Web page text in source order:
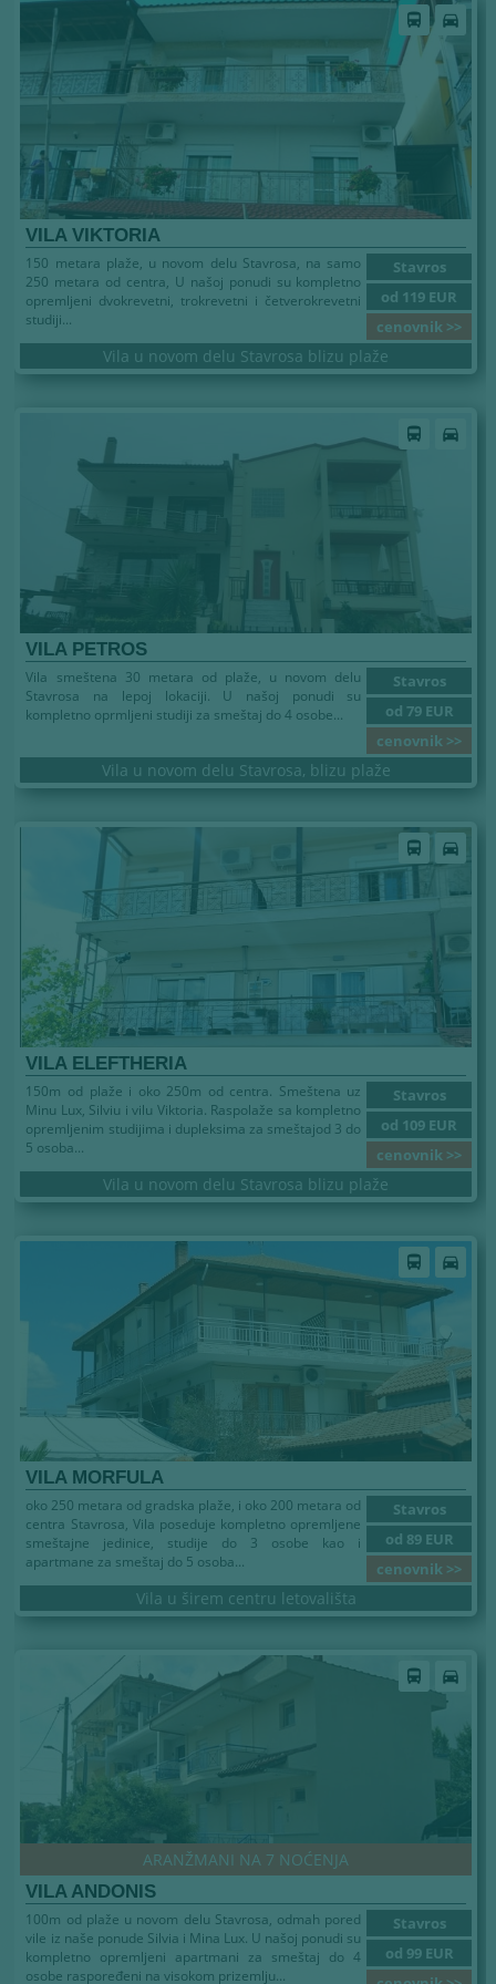
directions_bus directions_car
VILA VIKTORIA
Stavros
od 119 EUR
cenovnik >>
150 metara plaže, u novom delu Stavrosa, na samo
250 metara od centra, U našoj ponudi su kompletno
opremljeni dvokrevetni, trokrevetni i četverokrevetni
studiji...
Vila u novom delu Stavrosa blizu plaže
directions_bus directions_car
VILA PETROS
Stavros
od 79 EUR
cenovnik >>
Vila smeštena 30 metara od plaže, u novom delu
Stavrosa na lepoj lokaciji. U našoj ponudi su
kompletno oprmljeni studiji za smeštaj do 4 osobe...
Vila u novom delu Stavrosa, blizu plaže
directions_bus directions_car
VILA ELEFTHERIA
Stavros
od 109 EUR
cenovnik >>
150m od plaže i oko 250m od centra. Smeštena uz
Minu Lux, Silviu i vilu Viktoria. Raspolaže sa kompletno
opremljenim studijima i dupleksima za smeštajod 3 do
5 osoba...
Vila u novom delu Stavrosa blizu plaže
directions_bus directions_car
VILA MORFULA
Stavros
od 89 EUR
cenovnik >>
oko 250 metara od gradska plaže, i oko 200 metara od
centra Stavrosa, Vila poseduje kompletno opremljene
smeštajne jedinice, studije do 3 osobe kao i
apartmane za smeštaj do 5 osoba...
Vila u širem centru letovališta
directions_bus directions_car
ARANŽMANI NA 7 NOĆENJA
VILA ANDONIS
Stavros
od 99 EUR
100m od plaže u novom delu Stavrosa, odmah pored
vile iz naše ponude Silvia i Mina Lux. U našoj ponudi su
kompletno opremljeni apartmani za smeštaj do 4
osobe raspoređeni na visokom prizemlju...